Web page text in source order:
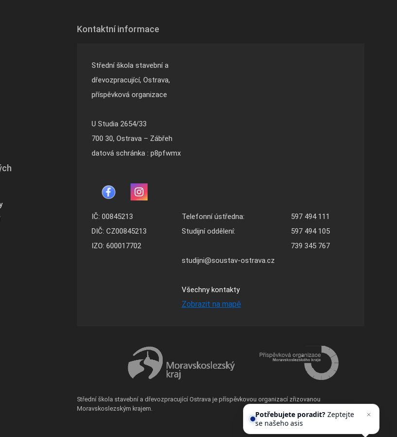
Kontaktní informace
Střední škola stavební a
dřevozpracující, Ostrava,
příspěvková organizace
U Studia 2654/33
700 30, Ostrava – Zábřeh
datová schránka : p8pfwmx
IČ: 00845213
DIČ: CZ00845213
IZO: 600017702
Telefonní ústředna:
Studijní oddělení:
studijni@soustav-ostrava.cz
Všechny kontakty
Zobrazit na mapě
597 494 111
597 494 105
739 345 767
Střední škola stavební a dřevozpracující Ostrava je příspěvkovou organizací zřizovanou
Moravskoslezským krajem.
Potřebujete poradit?Zeptejte
se našeho asistenta